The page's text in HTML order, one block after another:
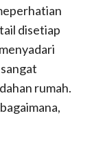
disetiap
rumah.